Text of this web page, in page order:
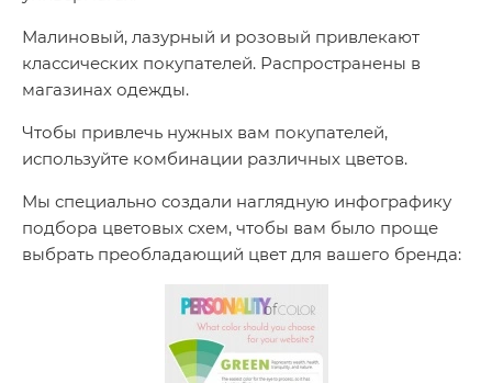
Малиновый, лазурный и розовый привлекают
классических покупателей. Распространены в
магазинах одежды.
Чтобы привлечь нужных вам покупателей,
используйте комбинации различных цветов.
Мы специально создали наглядную инфографику
подбора цветовых схем, чтобы вам было проще
выбрать преобладающий цвет для вашего бренда: